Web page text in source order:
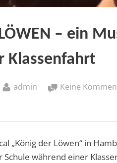
– ein
Klassenfahrt
By
admin Keine
„König der Löwen“ in
Schule während einer